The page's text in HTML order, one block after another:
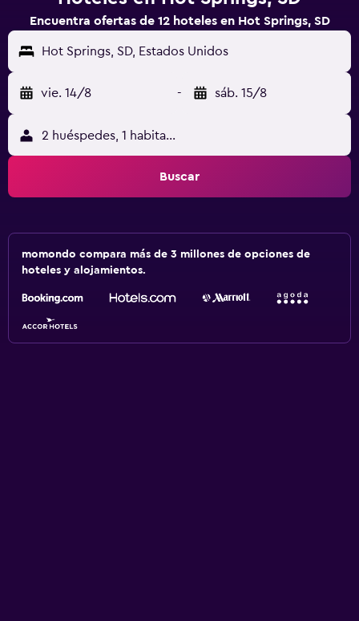
Encuentra ofertas de 12 hoteles en Hot Springs, SD
Hot Springs, SD, Estados Unidos
vie. 14/8 - sáb. 15/8
2 huéspedes, 1 habitación
Buscar
momondo compara más de 3 millones de opciones de
hoteles y alojamientos.